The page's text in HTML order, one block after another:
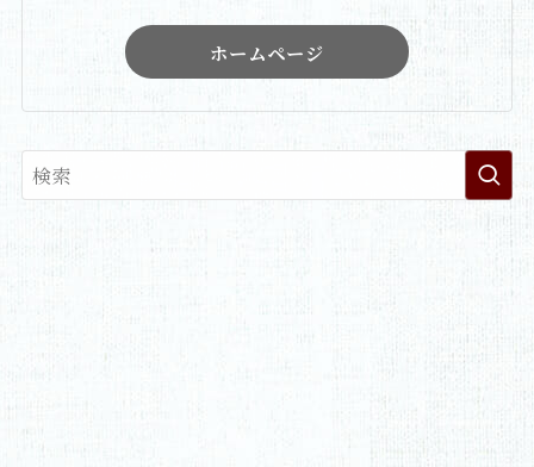
ホームページ